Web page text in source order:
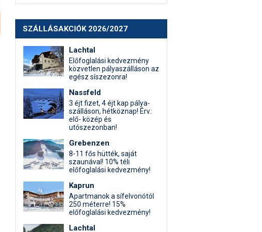
SZÁLLÁSAKCIÓK 2026/2027
Lachtal
Előfoglalási kedvezmény
közvetlen pályaszálláson az
egész síszezonra!
Nassfeld
3 éjt fizet, 4 éjt kap pálya-
szálláson, hétköznap! Érv.:
elő- közép és
utószezonban!
Grebenzen
8-11 fős hütték, saját
szaunával! 10% téli
előfoglalási kedvezmény!
Kaprun
Apartmanok a sífelvonótól
250 méterre! 15%
előfoglalási kedvezmény!
Lachtal